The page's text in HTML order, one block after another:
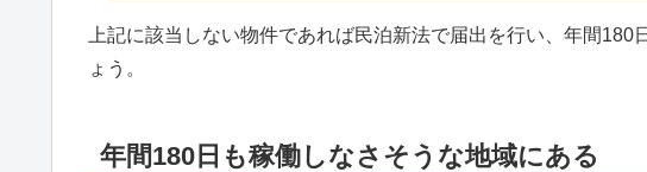
上記に該当しない物件であれば民泊新法で届出を行い、年間
ょう。
年間180日も稼働しなさそうな地域にある